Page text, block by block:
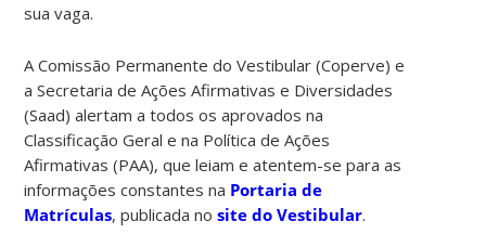
sua vaga.
A Comissão Permanente do Vestibular (Coperve) e
a Secretaria de Ações Afirmativas e Diversidades
(Saad) alertam a todos os aprovados na
Classificação Geral e na Política de Ações
Afirmativas (PAA), que leiam e atentem-se para as
informações constantes na Portaria de
Matrículas, publicada nosite do Vestibular.